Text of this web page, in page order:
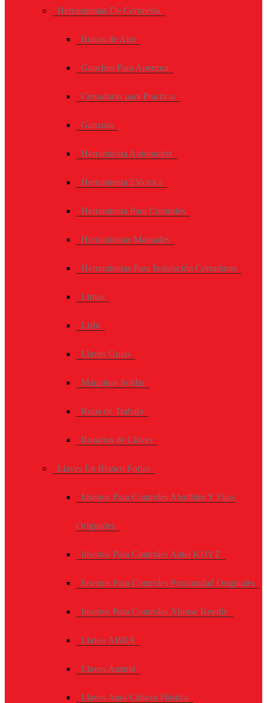
Herramientas De Cerrajería
Bolsas de Aire
Ganchos Para Apertura
Cerraduras para Practicar
Ganzuas
Herramienta Automotriz
Herramienta Eléctrica
Herramienta Para Controles
Herramientas Manuales
Herramientas Para Instalación Cerraduras
Limas
Lishi
Llaves Guias
Máquinas Soldar
Ropa de Trabajo
Rosarios de Llaves
Llaves En Blanco Forjas
Insertos Para Controles Abatibles Y Fijos
Originales
Insertos Para Controles Autel KDYZ
Insertos Para Controles Proximidad Originales
Insertos Para Controles Xhorse Keydiy
Llaves ABBA
Llaves Austral
Llaves Auto Cabeza Plástica